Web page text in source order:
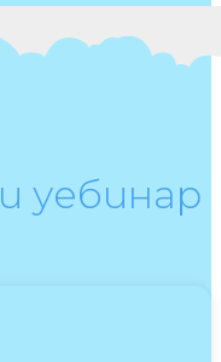
уебинар